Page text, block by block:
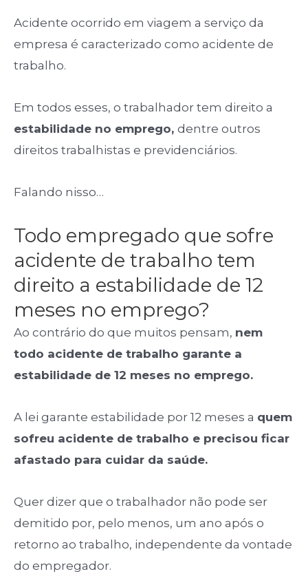
Acidente ocorrido em viagem a serviço da
empresa é caracterizado como acidente de
trabalho.
Em todos esses, o trabalhador tem direito a
estabilidade no emprego, dentre outros
direitos trabalhistas e previdenciários.
Falando nisso…
Todo empregado que sofre
acidente de trabalho tem
direito a estabilidade de 12
meses no emprego?
Ao contrário do que muitos pensam, nem
todo acidente de trabalho garante a
estabilidade de 12 meses no emprego.
A lei garante estabilidade por 12 meses a quem
sofreu acidente de trabalho e precisou ficar
afastado para cuidar da saúde.
Quer dizer que o trabalhador não pode ser
demitido por, pelo menos, um ano após o
retorno ao trabalho, independente da vontade
do empregador.